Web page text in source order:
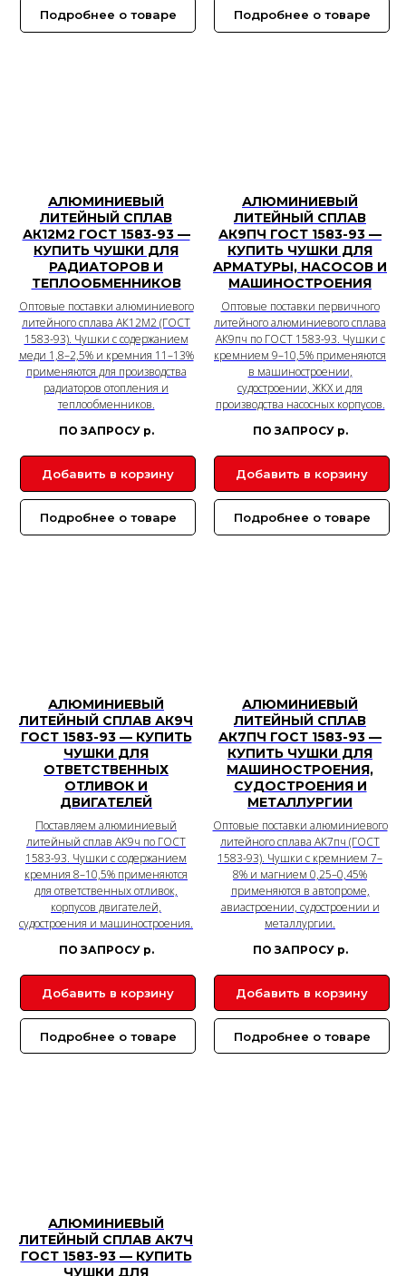
Подробнее о товаре Подробнее о товаре
АЛЮМИНИЕВЫЙ
ЛИТЕЙНЫЙ СПЛАВ
АК12М2 ГОСТ 1583-93 —
КУПИТЬ ЧУШКИ ДЛЯ
РАДИАТОРОВ И
ТЕПЛООБМЕННИКОВ
Оптовые поставки алюминиевого
литейного сплава АК12М2 (ГОСТ
1583-93). Чушки с содержанием
меди 1,8–2,5% и кремния 11–13%
применяются для производства
радиаторов отопления и
теплообменников.
ПО ЗАПРОСУ р.
Добавить в корзину
Подробнее о товаре
АЛЮМИНИЕВЫЙ
ЛИТЕЙНЫЙ СПЛАВ
АК9ПЧ ГОСТ 1583-93 —
КУПИТЬ ЧУШКИ ДЛЯ
АРМАТУРЫ, НАСОСОВ И
МАШИНОСТРОЕНИЯ
Оптовые поставки первичного
литейного алюминиевого сплава
АК9пч по ГОСТ 1583-93. Чушки с
кремнием 9–10,5% применяются
в машиностроении,
судостроении, ЖКХ и для
производства насосных корпусов.
ПО ЗАПРОСУ р.
Добавить в корзину
Подробнее о товаре
АЛЮМИНИЕВЫЙ
ЛИТЕЙНЫЙ СПЛАВ АК9Ч
ГОСТ 1583-93 — КУПИТЬ
ЧУШКИ ДЛЯ
ОТВЕТСТВЕННЫХ
ОТЛИВОК И
ДВИГАТЕЛЕЙ
Поставляем алюминиевый
литейный сплав АК9ч по ГОСТ
1583-93. Чушки с содержанием
кремния 8–10,5% применяются
для ответственных отливок,
корпусов двигателей,
судостроения и машиностроения.
ПО ЗАПРОСУ р.
Добавить в корзину
Подробнее о товаре
АЛЮМИНИЕВЫЙ
ЛИТЕЙНЫЙ СПЛАВ
АК7ПЧ ГОСТ 1583-93 —
КУПИТЬ ЧУШКИ ДЛЯ
МАШИНОСТРОЕНИЯ,
СУДОСТРОЕНИЯ И
МЕТАЛЛУРГИИ
Оптовые поставки алюминиевого
литейного сплава АК7пч (ГОСТ
1583-93). Чушки с кремнием 7–
8% и магнием 0,25–0,45%
применяются в автопроме,
авиастроении, судостроении и
металлургии.
ПО ЗАПРОСУ р.
Добавить в корзину
Подробнее о товаре
АЛЮМИНИЕВЫЙ
ЛИТЕЙНЫЙ СПЛАВ АК7Ч
ГОСТ 1583-93 — КУПИТЬ
ЧУШКИ ДЛЯ